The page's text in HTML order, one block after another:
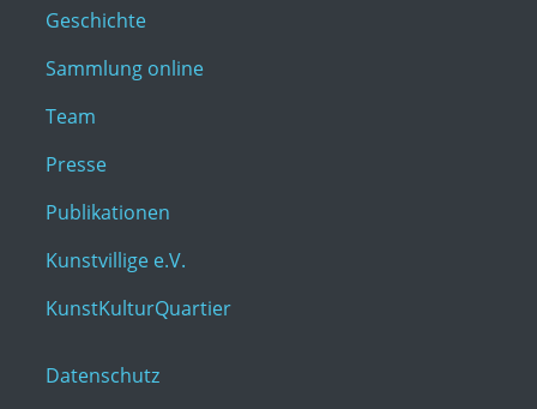
Geschichte
Sammlung online
Team
Presse
Publikationen
Kunstvillige e.V.
KunstKulturQuartier
Datenschutz